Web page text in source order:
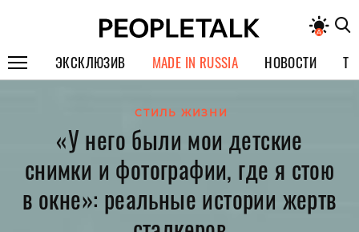
ЭКСКЛЮЗИВ
СПЕЦПРОЕКТЫ
ИНТЕРВЬЮ
ПОКОЛЕНИЕ
MADE IN RUSSIA НОВОСТИ
СТИЛЬ ЖИЗНИ
«У него были мои детские
снимки и фотографии, где я стою
в окне»: реальные истории жертв